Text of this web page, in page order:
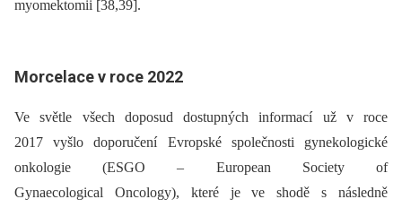
myomektomii [38,39].
Morcelace v roce 2022
Ve světle všech doposud dostupných informací už v roce
2017 vyšlo doporučení Evropské společnosti gynekologické
onkologie (ESGO –⁠ European Society of
Gynaecological Oncology), které je ve shodě s následně